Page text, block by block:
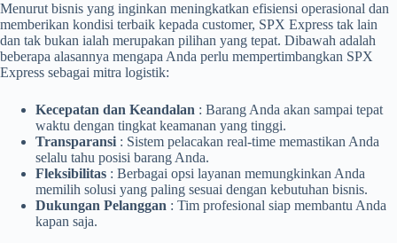
Menurut bisnis yang inginkan meningkatkan efisiensi operasional dan
memberikan kondisi terbaik kepada customer, SPX Express tak lain
dan tak bukan ialah merupakan pilihan yang tepat. Dibawah adalah
beberapa alasannya mengapa Anda perlu mempertimbangkan SPX
Express sebagai mitra logistik:
Kecepatan dan Keandalan : Barang Anda akan sampai tepat
waktu dengan tingkat keamanan yang tinggi.
Transparansi : Sistem pelacakan real-time memastikan Anda
selalu tahu posisi barang Anda.
Fleksibilitas : Berbagai opsi layanan memungkinkan Anda
memilih solusi yang paling sesuai dengan kebutuhan bisnis.
Dukungan Pelanggan : Tim profesional siap membantu Anda
kapan saja.